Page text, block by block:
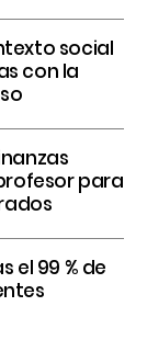
social
con la
para
el 99 % de